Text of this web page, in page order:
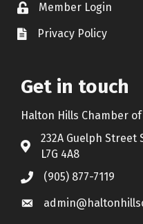
Lock IconMember Login
Document Icon
Privacy Policy
Get in touch
Halton Hills Chamber
Address & Map
232A Guelph Street
L7G 4A8
Call the Chamber
(905) 877-7119
Email the Chamber